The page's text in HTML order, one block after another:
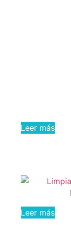
Leer más
Leer más